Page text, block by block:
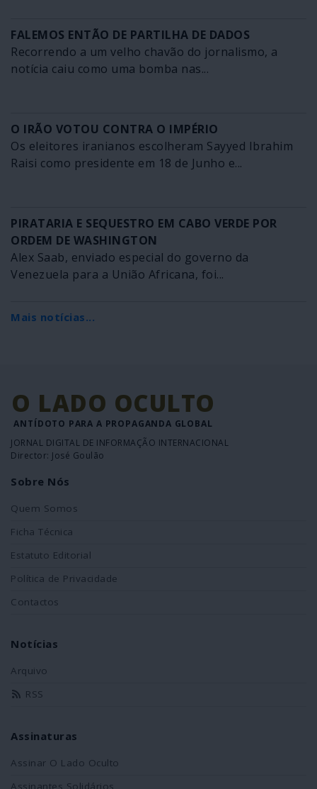
FALEMOS ENTÃO DE PARTILHA DE DADOS
Recorrendo a um velho chavão do jornalismo, a
notícia caiu como uma bomba nas...
O IRÃO VOTOU CONTRA O IMPÉRIO
Os eleitores iranianos escolheram Sayyed Ibrahim
Raisi como presidente em 18 de Junho e...
PIRATARIA E SEQUESTRO EM CABO VERDE POR
ORDEM DE WASHINGTON
Alex Saab, enviado especial do governo da
Venezuela para a União Africana, foi...
Mais notícias...
O LADO OCULTO
ANTÍDOTO PARA A PROPAGANDA GLOBAL
JORNAL DIGITAL DE INFORMAÇÃO INTERNACIONAL
Director: José Goulão
Sobre Nós
Quem Somos
Ficha Técnica
Estatuto Editorial
Política de Privacidade
Contactos
Notícias
Arquivo
RSS
Assinaturas
Assinar O Lado Oculto
Assinantes Solidários